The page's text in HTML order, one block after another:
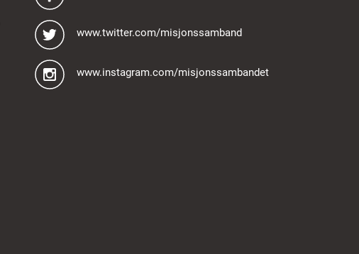
www.twitter.com/misjonssamband
www.instagram.com/misjonssambandet